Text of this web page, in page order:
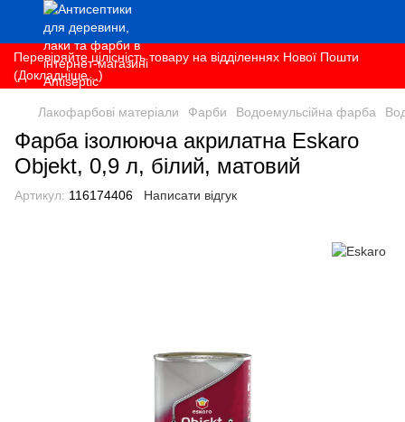
Перевіряйте цілісність товару на відділеннях Нової Пошти
(Докладніше...)
Лакофарбові матеріали Фарби Водоемульсійна фарба
Фарба ізолююча акрилатна Eskaro
Objekt, 0,9 л, білий, матовий
Артикул: 116174406 Написати відгук